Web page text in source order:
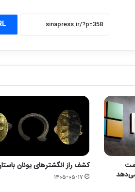
کشف راز انگشترهای یونان
۱۴۰۵-۰۵-۱۷